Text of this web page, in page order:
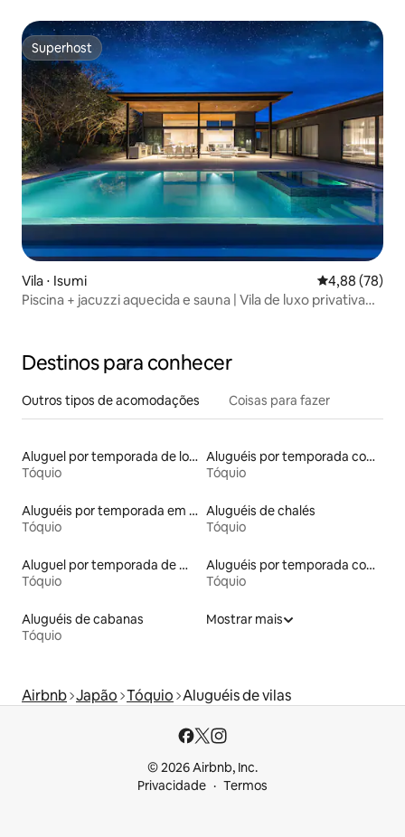
Superhost
Superhost
Vila ⋅ Isumi 4,88 de uma
4,88 (78)
Piscina + jacuzzi aquecida e sauna | Vila de luxo privativa
Destinos para conhecer
Outros tipos de acomodações Coisas para fazer
Aluguel por temporada de lofts
Tóquio
Aluguéis por temporada com acesso ao lago
Tóquio
Aluguéis por temporada em albergue
Tóquio
Aluguéis de chalés
Tóquio
Aluguel por temporada de microcasas
Tóquio
Aluguéis por temporada com banheiro para PCD
Tóquio
Aluguéis de cabanas
Tóquio
Mostrar mais
Airbnb Japão Tóquio Aluguéis de vilas
© 2026 Airbnb, Inc.
Privacidade
Termos